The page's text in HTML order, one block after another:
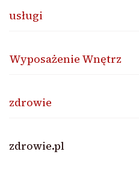
usługi
Wyposażenie Wnętrz
zdrowie
zdrowie.pl